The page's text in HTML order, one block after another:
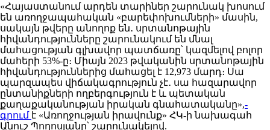
«Հայաստանում արդեն տարիներ շարունակ խոսում
են առողջապահական «բարեփոխումների» մասին,
սակայն թվերը անողոք են․ սրտանոթային
հիվանդությունները շարունակում են մնալ
մահացության գլխավոր պատճառը՝ կազմելով բոլոր
մահերի 53%-ը։ Միայն 2023 թվականին սրտանոթային
հիվանդություններից մահացել է 12,973 մարդ։ Սա
պարզապես վիճակագրություն չէ․ սա հազարավոր
ընտանիքների ողբերգություն է և պետական
քաղաքականության իրական գնահատականը»,-
գրում է «Առողջության իրավունք» ՀԿ-ի նախագահ
Անուշ Պողոսյանը՝ շարունակելով.